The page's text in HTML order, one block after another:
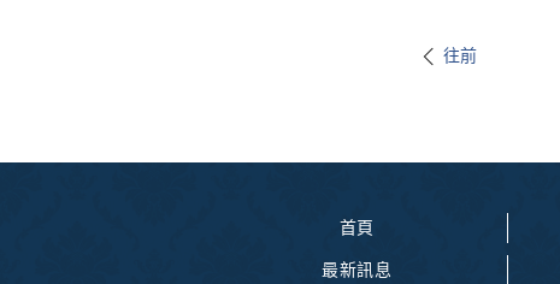
往前
首頁
最新訊息